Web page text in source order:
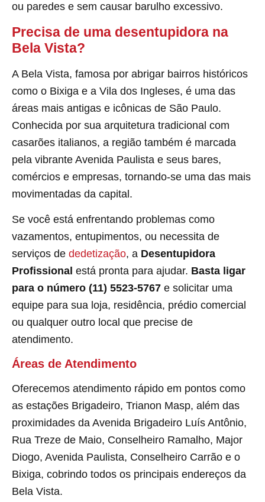
ou paredes e sem causar barulho excessivo.
Precisa de uma desentupidora na
Bela Vista?
A Bela Vista, famosa por abrigar bairros históricos
como o Bixiga e a Vila dos Ingleses, é uma das
áreas mais antigas e icônicas de São Paulo.
Conhecida por sua arquitetura tradicional com
casarões italianos, a região também é marcada
pela vibrante Avenida Paulista e seus bares,
comércios e empresas, tornando-se uma das mais
movimentadas da capital.
Se você está enfrentando problemas como
vazamentos, entupimentos, ou necessita de
serviços de dedetização, a Desentupidora
Profissional está pronta para ajudar. Basta ligar
para o número (11) 5523-5767 e solicitar uma
equipe para sua loja, residência, prédio comercial
ou qualquer outro local que precise de
atendimento.
Áreas de Atendimento
Oferecemos atendimento rápido em pontos como
as estações Brigadeiro, Trianon Masp, além das
proximidades da Avenida Brigadeiro Luís Antônio,
Rua Treze de Maio, Conselheiro Ramalho, Major
Diogo, Avenida Paulista, Conselheiro Carrão e o
Bixiga, cobrindo todos os principais endereços da
Bela Vista.